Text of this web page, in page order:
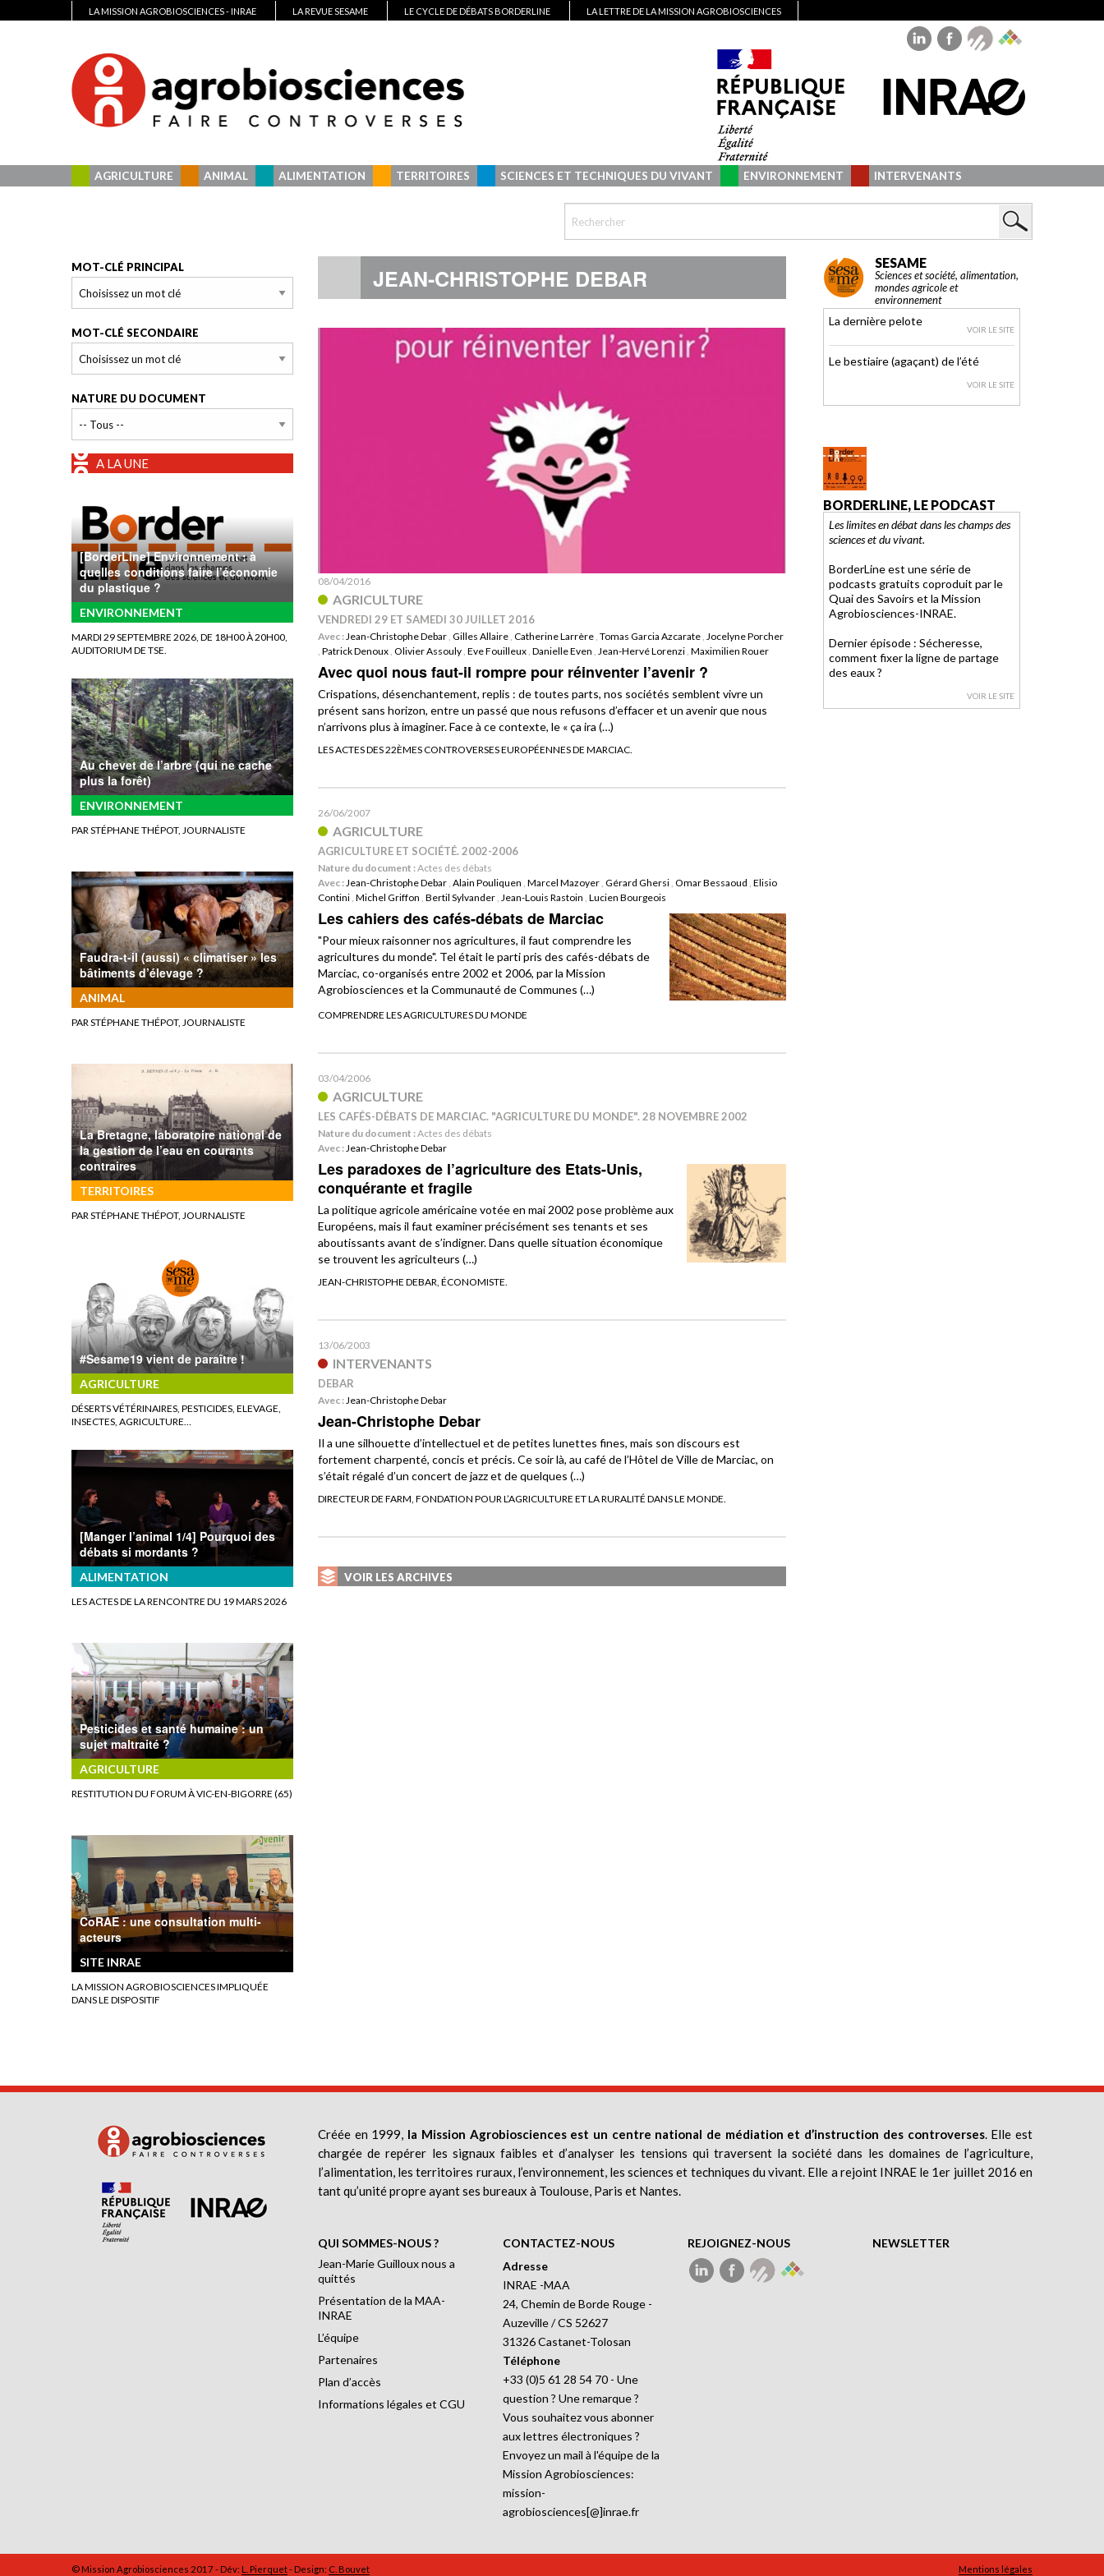
LA MISSION AGROBIOSCIENCES - INRAE LA REVUE SESAME LE CYCLE DE DÉBATS BORDERLINE LA LETTRE DE LA MISSION AGROBIOSCIENCES
AGRICULTURE ANIMAL ALIMENTATION TERRITOIRES SCIENCES ET TECHNIQUES DU VIVANT ENVIRONNEMENT INTERVENANTS
JEAN-CHRISTOPHE DEBAR
08/04/2016
AGRICULTURE
VENDREDI 29 ET SAMEDI 30 JUILLET 2016
Avec :Jean-Christophe Debar , Gilles Allaire , Catherine Larrère , Tomas Garcia Azcarate , Jocelyne Porcher
, Patrick Denoux , Olivier Assouly , Eve Fouilleux , Danielle Even , Jean-Hervé Lorenzi , Maximilien Rouer
Avec quoi nous faut-il rompre pour réinventer l’avenir ?
Crispations, désenchantement, replis : de toutes parts, nos sociétés semblent vivre un
présent sans horizon, entre un passé que nous refusons d’effacer et un avenir que nous
n’arrivons plus à imaginer. Face à ce contexte, le « ça ira (…)
LES ACTES DES 22ÈMES CONTROVERSES EUROPÉENNES DE MARCIAC.
26/06/2007
AGRICULTURE
AGRICULTURE ET SOCIÉTÉ. 2002-2006
Nature du document :Actes des débats
Avec :Jean-Christophe Debar , Alain Pouliquen , Marcel Mazoyer , Gérard Ghersi , Omar Bessaoud , Elisio
Contini , Michel Griffon , Bertil Sylvander , Jean-Louis Rastoin , Lucien Bourgeois
Les cahiers des cafés-débats de Marciac
"Pour mieux raisonner nos agricultures, il faut comprendre les
agricultures du monde". Tel était le parti pris des cafés-débats de
Marciac, co-organisés entre 2002 et 2006, par la Mission
Agrobiosciences et la Communauté de Communes (…)
COMPRENDRE LES AGRICULTURES DU MONDE
03/04/2006
AGRICULTURE
LES CAFÉS-DÉBATS DE MARCIAC. "AGRICULTURE DU MONDE". 28 NOVEMBRE 2002
Nature du document :Actes des débats
Avec :Jean-Christophe Debar
Les paradoxes de l’agriculture des Etats-Unis,
conquérante et fragile
La politique agricole américaine votée en mai 2002 pose problème aux
Européens, mais il faut examiner précisément ses tenants et ses
aboutissants avant de s’indigner. Dans quelle situation économique
se trouvent les agriculteurs (…)
JEAN-CHRISTOPHE DEBAR, ÉCONOMISTE.
13/06/2003
INTERVENANTS
DEBAR
Avec :Jean-Christophe Debar
Jean-Christophe Debar
Il a une silhouette d’intellectuel et de petites lunettes fines, mais son discours est
fortement charpenté, concis et précis. Ce soir là, au café de l’Hôtel de Ville de Marciac, on
s’était régalé d’un concert de jazz et de quelques (…)
DIRECTEUR DE FARM, FONDATION POUR L’AGRICULTURE ET LA RURALITÉ DANS LE MONDE.
VOIR LES ARCHIVES
MOT-CLÉ PRINCIPAL
MOT-CLÉ SECONDAIRE
NATURE DU DOCUMENT
A LA UNE
[BorderLine] Environnement : à
quelles conditions faire l’économie
du plastique ?
ENVIRONNEMENT
MARDI 29 SEPTEMBRE 2026, DE 18H00 À 20H00,
AUDITORIUM DE TSE.
Au chevet de l’arbre (qui ne cache
plus la forêt)
ENVIRONNEMENT
PAR STÉPHANE THÉPOT, JOURNALISTE
Faudra-t-il (aussi) « climatiser » les
bâtiments d’élevage ?
ANIMAL
PAR STÉPHANE THÉPOT, JOURNALISTE
La Bretagne, laboratoire national de
la gestion de l’eau en courants
contraires
TERRITOIRES
PAR STÉPHANE THÉPOT, JOURNALISTE
#Sesame19 vient de paraître !
AGRICULTURE
DÉSERTS VÉTÉRINAIRES, PESTICIDES, ELEVAGE,
INSECTES, AGRICULTURE…
[Manger l’animal 1/4] Pourquoi des
débats si mordants ?
ALIMENTATION
LES ACTES DE LA RENCONTRE DU 19 MARS 2026
Pesticides et santé humaine : un
sujet maltraité ?
AGRICULTURE
RESTITUTION DU FORUM À VIC-EN-BIGORRE (65)
CoRAE : une consultation multi-
acteurs
SITE INRAE
LA MISSION AGROBIOSCIENCES IMPLIQUÉE
DANS LE DISPOSITIF
SESAME
Sciences et société, alimentation,
mondes agricole et
environnement
La dernière pelote
VOIR LE SITE
Le bestiaire (agaçant) de l’été
VOIR LE SITE
BORDERLINE, LE PODCAST
Les limites en débat dans les champs des
sciences et du vivant.
BorderLine est une série de
podcasts gratuits coproduit par le
Quai des Savoirs et la Mission
Agrobiosciences-INRAE.
Dernier épisode : Sécheresse,
comment fixer la ligne de partage
des eaux ?
VOIR LE SITE
Créée en 1999, la Mission Agrobiosciences est un centre national de médiation et d’instruction des controverses. Elle est
chargée de repérer les signaux faibles et d’analyser les tensions qui traversent la société dans les domaines de l’agriculture,
l’alimentation, les territoires ruraux, l’environnement, les sciences et techniques du vivant. Elle a rejoint INRAE le 1er juillet 2016 en
tant qu’unité propre ayant ses bureaux à Toulouse, Paris et Nantes.
QUI SOMMES-NOUS ?
Jean-Marie Guilloux nous a
quittés
Présentation de la MAA-
INRAE
L’équipe
Partenaires
Plan d’accès
Informations légales et CGU
CONTACTEZ-NOUS
Adresse
INRAE -MAA
24, Chemin de Borde Rouge -
Auzeville / CS 52627
31326 Castanet-Tolosan
Téléphone
+33 (0)5 61 28 54 70 - Une
question ? Une remarque ?
Vous souhaitez vous abonner
aux lettres électroniques ?
Envoyez un mail à l'équipe de la
Mission Agrobiosciences:
mission-
agrobiosciences[@]inrae.fr
REJOIGNEZ-NOUS NEWSLETTER
© Mission Agrobiosciences 2017 - Dév: L. Pierquet- Design: C. Bouvet Mentions légales